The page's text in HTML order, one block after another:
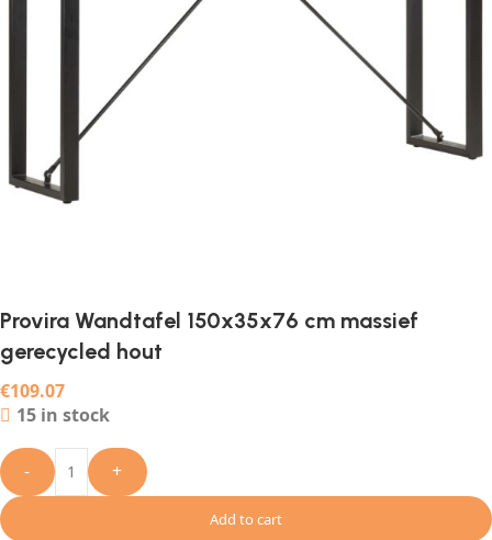
Provira Wandtafel 150x35x76 cm massief
gerecycled hout
€109.07
15 in stock
- +
Add to cart